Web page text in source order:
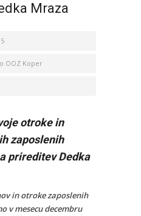
Mraza
OOZ Koper
otroke in
zaposlenih
prireditev Dedka
in otroke zaposlenih
v mesecu decembru